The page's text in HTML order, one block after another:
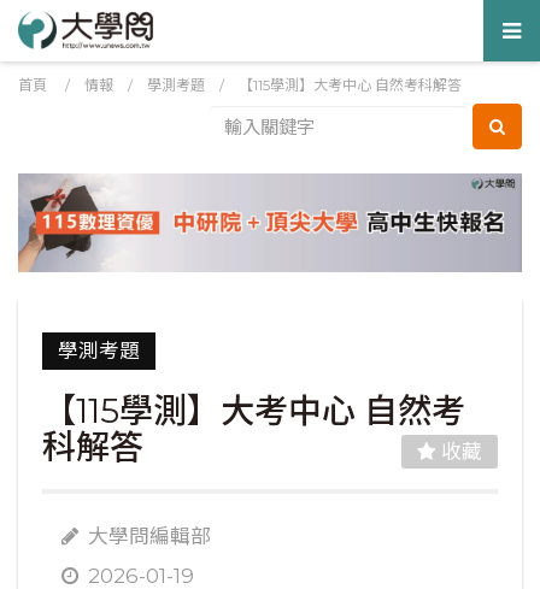
首頁 / 情報 / 學測考題 / 【115學測】大考中心 自然考科解答
學測考題
【115學測】大考中心 自然考
科解答
收藏
大學問編輯部
2026-01-19